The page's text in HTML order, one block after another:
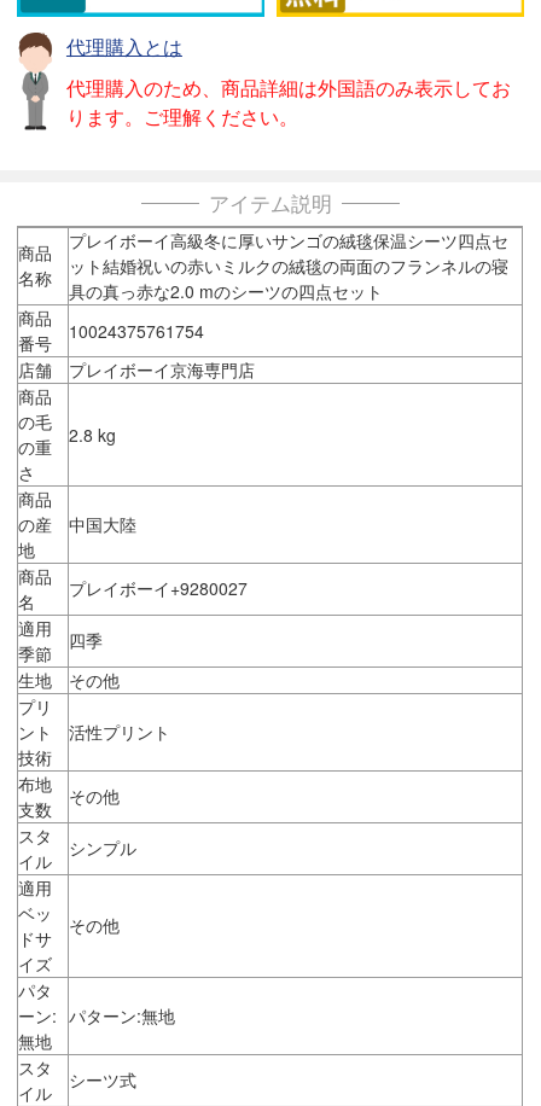
代理購入とは
代理購入のため、商品詳細は外国語のみ表示してお
ります。ご理解ください。
アイテム説明
商品
名称
プレイボーイ高級冬に厚いサンゴの絨毯保温シーツ四点セ
ット結婚祝いの赤いミルクの絨毯の両面のフランネルの寝
具の真っ赤な2.0 mのシーツの四点セット
商品
番号
10024375761754
店舗
プレイボーイ京海専門店
商品
の毛
の重
さ
2.8 kg
商品
の産
地
中国大陸
商品
名
プレイボーイ+9280027
適用
季節
四季
生地
その他
プリ
ント
技術
活性プリント
布地
支数
その他
スタ
イル
シンプル
適用
ベッ
ドサ
イズ
その他
パタ
ーン:
無地
パターン:無地
スタ
イル
シーツ式